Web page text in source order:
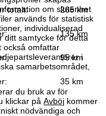
om slutenhet
används för statistisk
individualiserad
ditt samtycke för detta
också omfattar
i
samarbetsområdet,
du bruk av för
klickar påAvböj kommer
nödvändiga och
totalt: 265 km
135 km
95 km
35 km